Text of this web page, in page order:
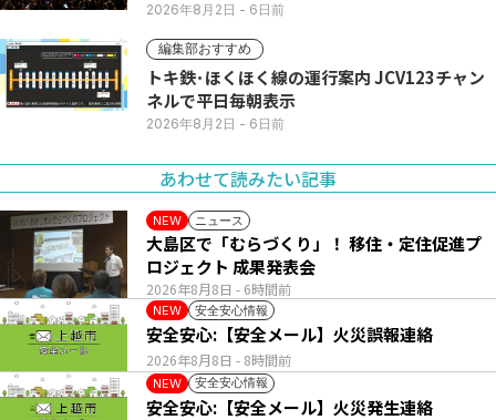
2026年8月2日 - 6日前
編集部おすすめ
トキ鉄･ほくほく線の運行案内 JCV123チャン
ネルで平日毎朝表示
2026年8月2日 - 6日前
あわせて読みたい記事
NEW ニュース
2026年8月8日 - 6時間前
大島区で「むらづくり」！ 移住・定住促進プ
ロジェクト 成果発表会
NEW 安全安心情報
2026年8月8日 - 8時間前
安全安心:【安全メール】火災誤報連絡
NEW 安全安心情報
安全安心:【安全メール】火災発生連絡